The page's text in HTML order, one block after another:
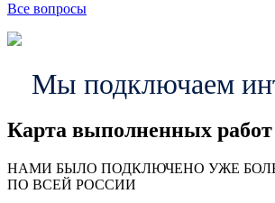
Все вопросы
Мы подключаем
Карта выполненных работ
НАМИ БЫЛО ПОДКЛЮЧЕНО УЖЕ
ПО ВСЕЙ РОССИИ
57
99
48